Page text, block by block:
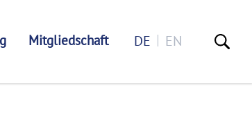
Mitgliedschaft DE EN